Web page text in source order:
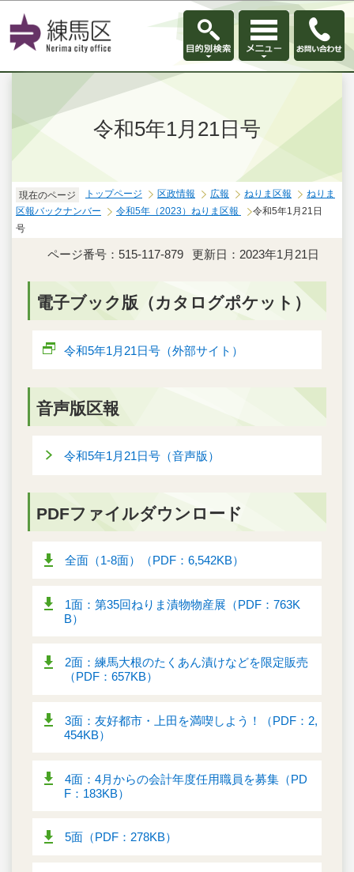
このページの本文へ移動
令和5年1月21日号
現在のページ トップページ 区政情報 広報 ねりま区報
ねりま
区報バックナンバー
令和5年（2023）ねりま区報
令和5年1月21日
号
ページ番号：515-117-879 更新日：2023年1月21日
電子ブック版（カタログポケット）
令和5年1月21日号（外部サイト）
音声版区報
令和5年1月21日号（音声版）
PDFファイルダウンロード
全面（1-8面）（PDF：6,542KB）
1面：第35回ねりま漬物物産展（PDF：763K
B）
2面：練馬大根のたくあん漬けなどを限定販売
（PDF：657KB）
3面：友好都市・上田を満喫しよう！（PDF：2,
454KB）
4面：4月からの会計年度任用職員を募集（PD
F：183KB）
5面（PDF：278KB）